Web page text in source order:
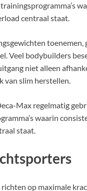
centraal staat.
toenemen,
Veel bodybuilders
niet alleen
van slim herstellen.
Max regelmatig
waarin
staat.
op maximale